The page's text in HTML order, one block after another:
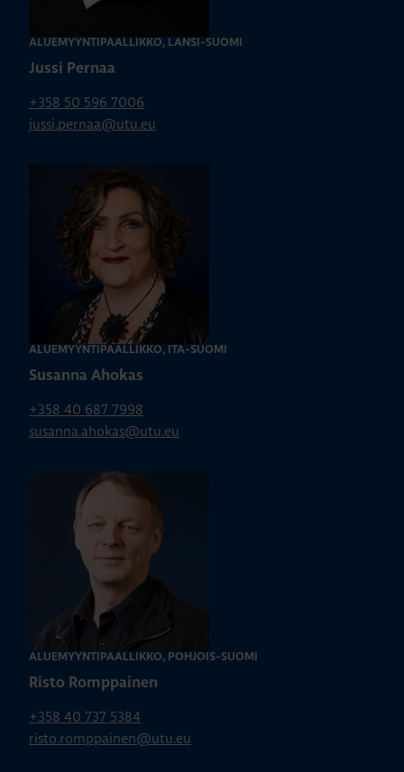
ALUEMYYNTIPÄÄLLIKKÖ, LÄNSI-SUOMI
Jussi Pernaa
+358 50 596 7006
jussi.pernaa@utu.eu
ALUEMYYNTIPÄÄLLIKKÖ, ITÄ-SUOMI
Susanna Ahokas
+358 40 687 7998
susanna.ahokas@utu.eu
ALUEMYYNTIPÄÄLLIKKÖ, POHJOIS-SUOMI
Risto Romppainen
+358 40 737 5384
risto.romppainen@utu.eu